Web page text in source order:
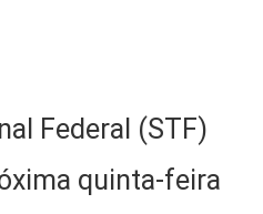
Federal (STF)
quinta-feira